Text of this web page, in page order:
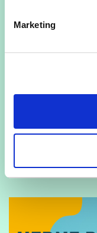
Marketing
CD&V
Mijmeringen
lees